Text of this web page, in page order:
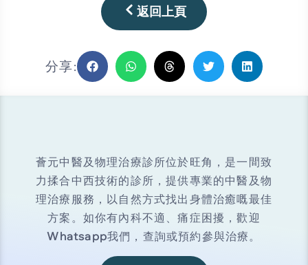
返回上頁
分享:
薈元中醫及物理治療診所位於旺角，是一間致
力揉合中西技術的診所，提供專業的中醫及物
理治療服務，以自然方式找出身體治癒嘅最佳
方案。如你有內科不適、痛症困擾，歡迎
Whatsapp我們，查詢或預約參與治療。